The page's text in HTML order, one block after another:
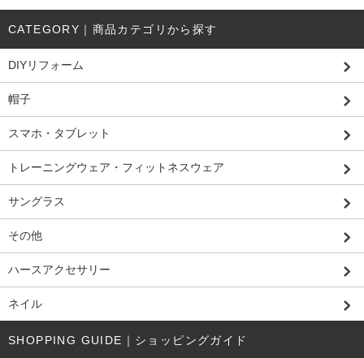
CATEGORY｜商品カテゴリから探す
DIYリフォーム
帽子
スマホ・タブレット
トレーニングウェア・フィットネスウェア
サングラス
その他
ハースアクセサリー
ネイル
SHOPPING GUIDE｜ショッピングガイド